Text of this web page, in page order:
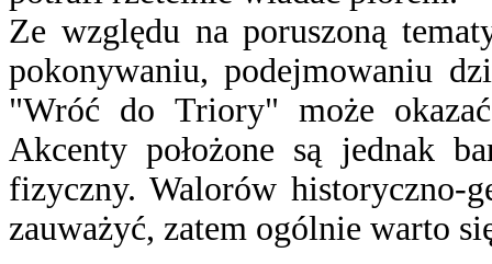
Ze względu na poruszoną
pokonywaniu, podejmowaniu
"Wróć do Triory" może
Akcenty położone są jednak
fizyczny. Walorów historyczno-
zauważyć, zatem ogólnie warto